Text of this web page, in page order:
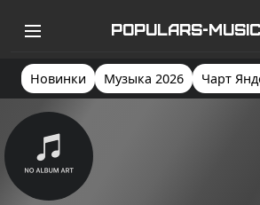
POPULARS-
Новинки Музыка 2026 Чарт